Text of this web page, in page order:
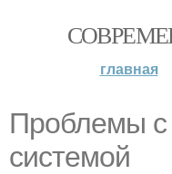
главная
Проблемы с
системой